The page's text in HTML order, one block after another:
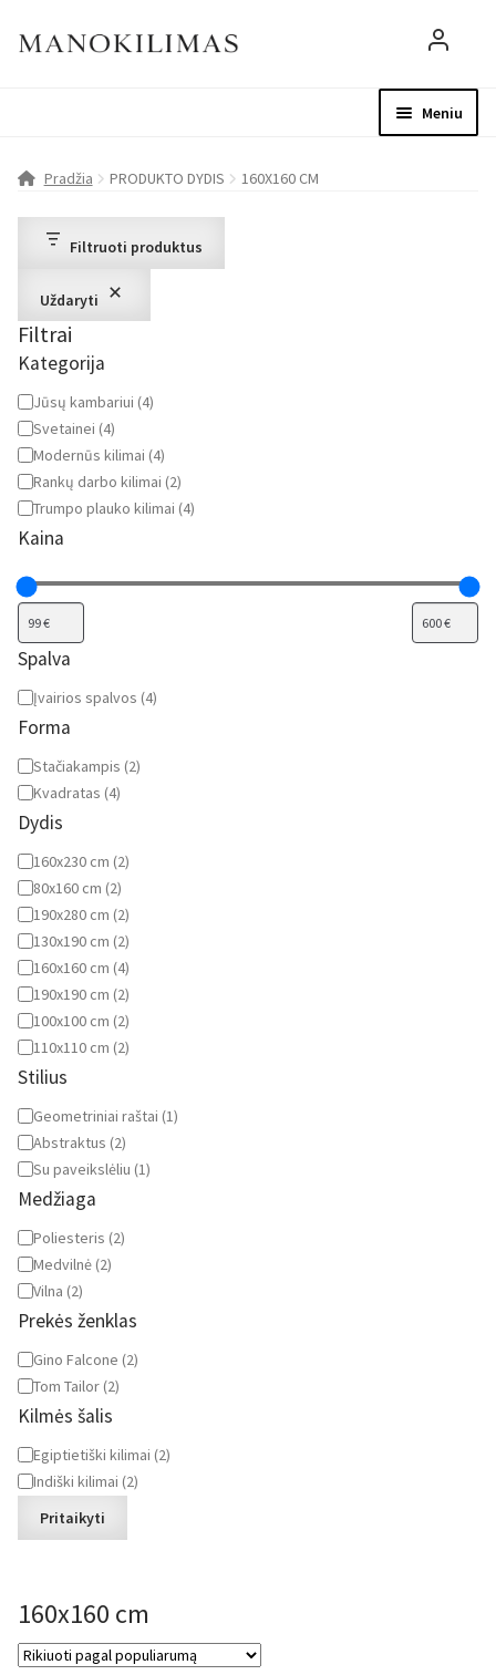
Meniu
D.U.K.
Apie mus
Paskyra
Pradžia PRODUKTO DYDIS 160X160 CM
160x160 cm
Filtruoti produktus
Uždaryti
Filtrai
Kategorija
Kategorija
Jūsų kambariui (4)
Svetainei (4)
Modernūs kilimai (4)
Rankų darbo kilimai (2)
Trumpo plauko kilimai (4)
Kaina
Spalva
Spalva
Įvairios spalvos (4)
Forma
Forma
Stačiakampis (2)
Kvadratas (4)
Dydis
Dydis
160x230 cm (2)
80x160 cm (2)
190x280 cm (2)
130x190 cm (2)
160x160 cm (4)
190x190 cm (2)
100x100 cm (2)
110x110 cm (2)
Stilius
Stilius
Geometriniai raštai (1)
Abstraktus (2)
Su paveikslėliu (1)
Medžiaga
Medžiaga
Poliesteris (2)
Medvilnė (2)
Vilna (2)
Prekės ženklas
Prekės
ženklas
Gino Falcone (2)
Tom Tailor (2)
Kilmės šalis
Kilmės
šalis
Egiptietiški kilimai (2)
Indiški kilimai (2)
Pritaikyti